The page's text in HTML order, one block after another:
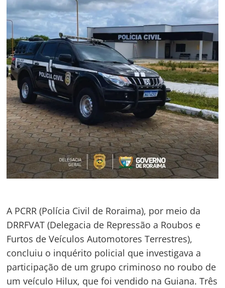
A PCRR (Polícia Civil de Roraima), por meio da
DRRFVAT (Delegacia de Repressão a Roubos e
Furtos de Veículos Automotores Terrestres),
concluiu o inquérito policial que investigava a
participação de um grupo criminoso no roubo de
um veículo Hilux, que foi vendido na Guiana. Três